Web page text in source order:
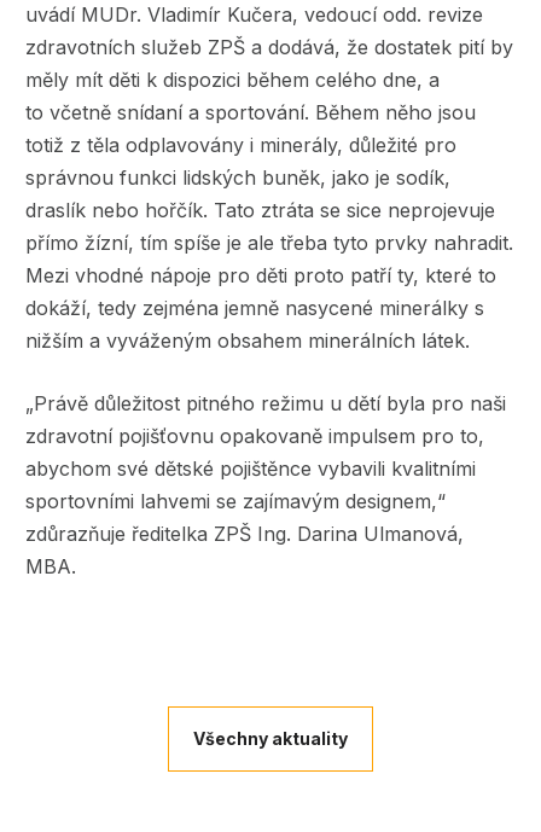
uvádí MUDr. Vladimír Kučera, vedoucí odd. revize
zdravotních služeb ZPŠ a dodává, že dostatek pití by
měly mít děti k dispozici během celého dne, a
to včetně snídaní a sportování. Během něho jsou
totiž z těla odplavovány i minerály, důležité pro
správnou funkci lidských buněk, jako je sodík,
draslík nebo hořčík. Tato ztráta se sice neprojevuje
přímo žízní, tím spíše je ale třeba tyto prvky nahradit.
Mezi vhodné nápoje pro děti proto patří ty, které to
dokáží, tedy zejména jemně nasycené minerálky s
nižším a vyváženým obsahem minerálních látek.
„Právě důležitost pitného režimu u dětí byla pro naši
zdravotní pojišťovnu opakovaně impulsem pro to,
abychom své dětské pojištěnce vybavili kvalitními
sportovními lahvemi se zajímavým designem,“
zdůrazňuje ředitelka ZPŠ Ing. Darina Ulmanová,
MBA.
Všechny aktuality